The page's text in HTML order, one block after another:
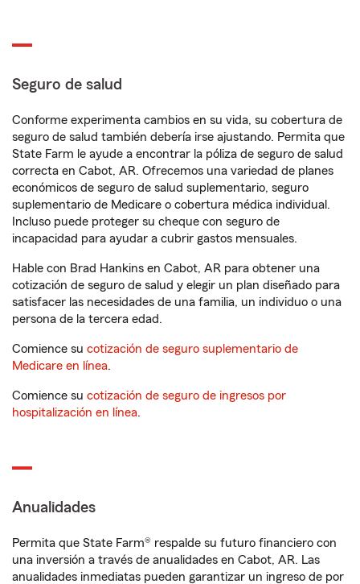
Seguro de salud
Conforme experimenta cambios en su vida, su cobertura de
seguro de salud también debería irse ajustando. Permita que
State Farm le ayude a encontrar la póliza de seguro de salud
correcta en Cabot, AR. Ofrecemos una variedad de planes
económicos de seguro de salud suplementario, seguro
suplementario de Medicare o cobertura médica individual.
Incluso puede proteger su cheque con seguro de
incapacidad para ayudar a cubrir gastos mensuales.
Hable con Brad Hankins en Cabot, AR para obtener una
cotización de seguro de salud y elegir un plan diseñado para
satisfacer las necesidades de una familia, un individuo o una
persona de la tercera edad.
Comience su cotización de seguro suplementario de
Medicare en línea.
Comience su cotización de seguro de ingresos por
hospitalización en línea.
Anualidades
Permita que State Farm® respalde su futuro financiero con
una inversión a través de anualidades en Cabot, AR. Las
anualidades inmediatas pueden garantizar un ingreso de por